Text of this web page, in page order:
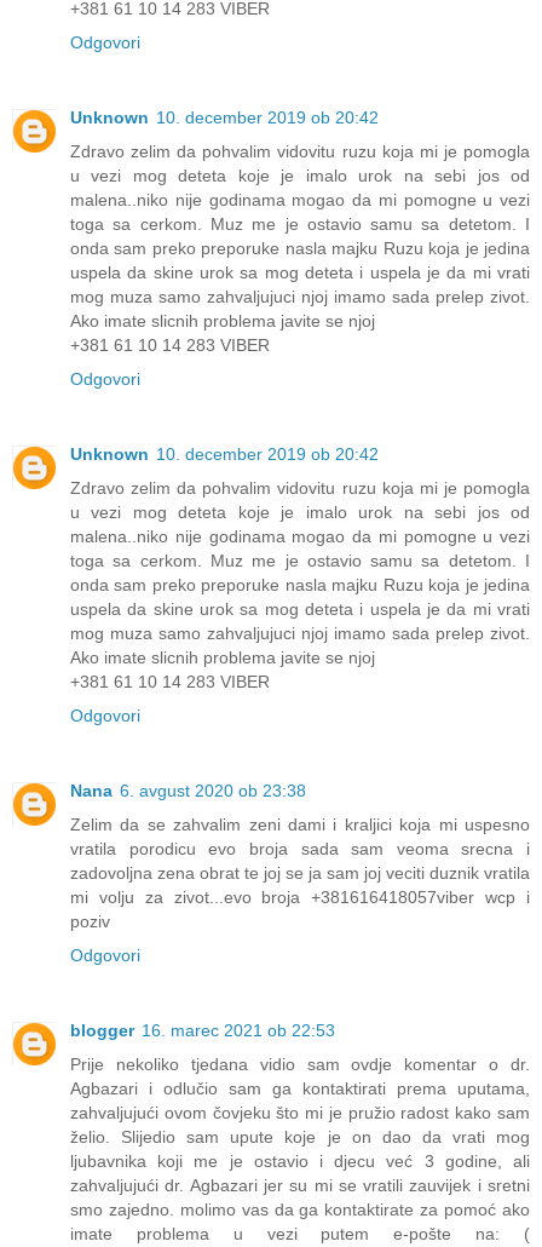
+381 61 10 14 283 VIBER
Odgovori
Unknown 10. december 2019 ob 20:42
Zdravo zelim da pohvalim vidovitu ruzu koja mi je pomogla
u vezi mog deteta koje je imalo urok na sebi jos od
malena..niko nije godinama mogao da mi pomogne u vezi
toga sa cerkom. Muz me je ostavio samu sa detetom. I
onda sam preko preporuke nasla majku Ruzu koja je jedina
uspela da skine urok sa mog deteta i uspela je da mi vrati
mog muza samo zahvaljujuci njoj imamo sada prelep zivot.
Ako imate slicnih problema javite se njoj
+381 61 10 14 283 VIBER
Odgovori
Unknown 10. december 2019 ob 20:42
Zdravo zelim da pohvalim vidovitu ruzu koja mi je pomogla
u vezi mog deteta koje je imalo urok na sebi jos od
malena..niko nije godinama mogao da mi pomogne u vezi
toga sa cerkom. Muz me je ostavio samu sa detetom. I
onda sam preko preporuke nasla majku Ruzu koja je jedina
uspela da skine urok sa mog deteta i uspela je da mi vrati
mog muza samo zahvaljujuci njoj imamo sada prelep zivot.
Ako imate slicnih problema javite se njoj
+381 61 10 14 283 VIBER
Odgovori
Nana 6. avgust 2020 ob 23:38
Zelim da se zahvalim zeni dami i kraljici koja mi uspesno
vratila porodicu evo broja sada sam veoma srecna i
zadovoljna zena obrat te joj se ja sam joj veciti duznik vratila
mi volju za zivot...evo broja +381616418057viber wcp i
poziv
Odgovori
blogger 16. marec 2021 ob 22:53
Prije nekoliko tjedana vidio sam ovdje komentar o dr.
Agbazari i odlučio sam ga kontaktirati prema uputama,
zahvaljujući ovom čovjeku što mi je pružio radost kako sam
želio. Slijedio sam upute koje je on dao da vrati mog
ljubavnika koji me je ostavio i djecu već 3 godine, ali
zahvaljujući dr. Agbazari jer su mi se vratili zauvijek i sretni
smo zajedno. molimo vas da ga kontaktirate za pomoć ako
imate problema u vezi putem e-pošte na: (